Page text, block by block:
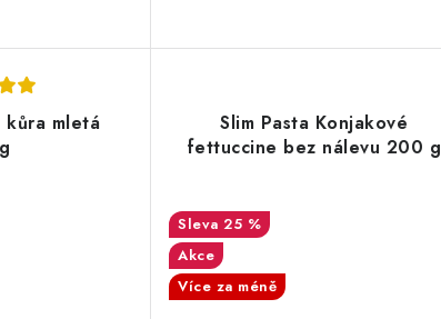
kůra mletá
Slim Pasta Konjakové
fettuccine bez nálevu 200 g
25 %
Akce
Více za méně